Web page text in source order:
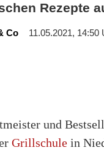
Rezepte
Co 11.05.2021, 14:50
und
Grillschule in